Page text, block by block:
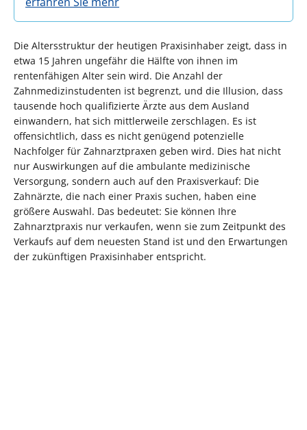
Die Altersstruktur der heutigen Praxisinhaber zeigt, dass in
etwa 15 Jahren ungefähr die Hälfte von ihnen im
rentenfähigen Alter sein wird. Die Anzahl der
Zahnmedizinstudenten ist begrenzt, und die Illusion, dass
tausende hoch qualifizierte Ärzte aus dem Ausland
einwandern, hat sich mittlerweile zerschlagen. Es ist
offensichtlich, dass es nicht genügend potenzielle
Nachfolger für Zahnarztpraxen geben wird. Dies hat nicht
nur Auswirkungen auf die ambulante medizinische
Versorgung, sondern auch auf den Praxisverkauf: Die
Zahnärzte, die nach einer Praxis suchen, haben eine
größere Auswahl. Das bedeutet: Sie können Ihre
Zahnarztpraxis nur verkaufen, wenn sie zum Zeitpunkt des
Verkaufs auf dem neuesten Stand ist und den Erwartungen
der zukünftigen Praxisinhaber entspricht.